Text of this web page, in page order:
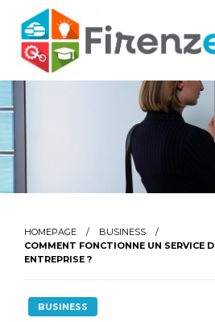
content
Firenze
HOMEPAGE
BUSINESS
COMMENT FONCTIONNE UN SERVICE
ENTREPRISE ?
BUSINESS